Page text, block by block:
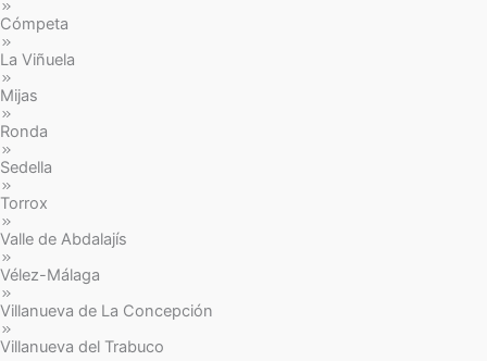
Cómpeta
La Viñuela
Mijas
Ronda
Sedella
Torrox
Valle de Abdalajís
Vélez-Málaga
Villanueva de La Concepción
Villanueva del Trabuco